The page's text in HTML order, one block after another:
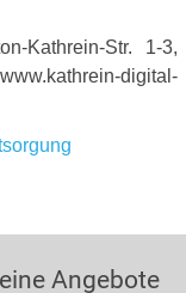
Kathrein-Str. 1-3,
digital-
Angebote